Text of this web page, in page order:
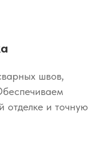
швов,
отделке и точную